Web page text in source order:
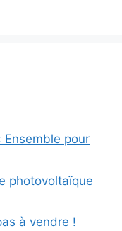
Ensemble pour
photovoltaïque
à vendre !